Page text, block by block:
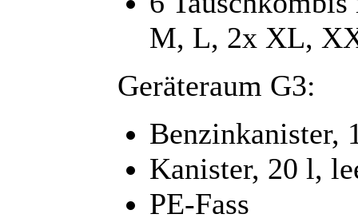
M, L, 2x XL,
Geräteraum G3:
Benzinkanister,
Kanister, 20 l,
PE-Fass